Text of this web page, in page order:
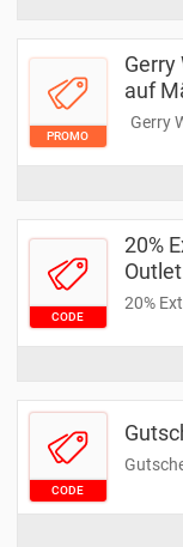
PROMO
Gerry
auf
Gerry
CODE
20%
Outlet
20%
CODE